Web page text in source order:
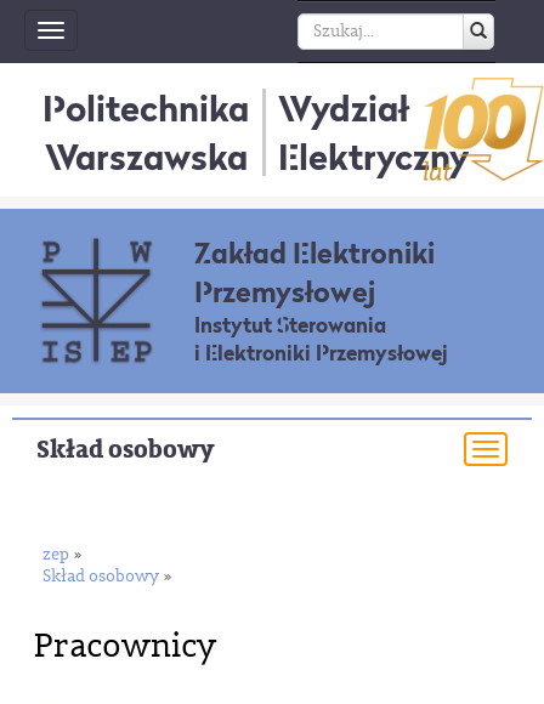
Toggle
navigation
Politechnika
Warszawska
Wydział
Elektryczny
Zakład Elektroniki
Przemysłowej
Instytut Sterowania
i Elektroniki Przemysłowej
Skład osobowy
zep »
Skład osobowy »
Pracownicy